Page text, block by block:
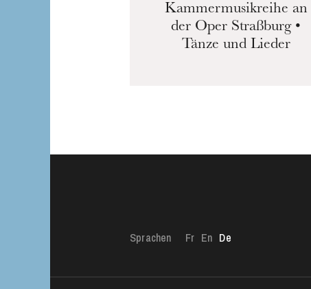
Kammermusikreihe an
der Oper Straßburg •
Tänze und Lieder
Sprachen Fr En De